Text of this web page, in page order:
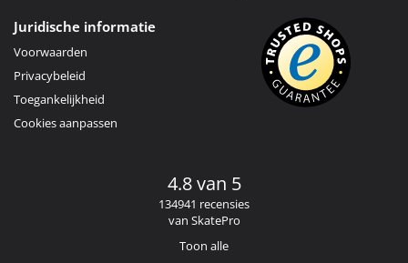
Juridische informatie
Voorwaarden
Privacybeleid
Toegankelijkheid
Cookies aanpassen
4.8 van 5
134941 recensies
van SkatePro
Toon alle